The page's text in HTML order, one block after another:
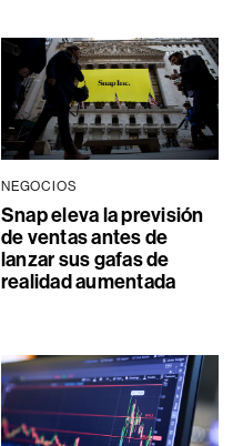
NEGOCIOS
Snap eleva la previsión
de ventas antes de
lanzar sus gafas de
realidad aumentada